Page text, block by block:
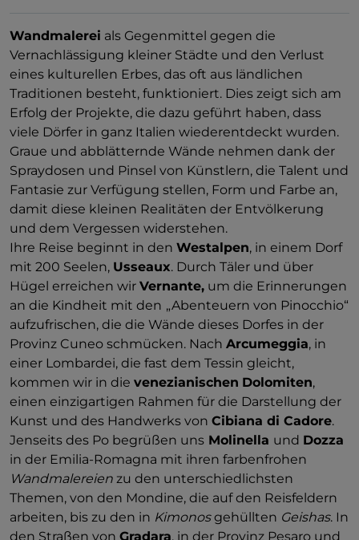
Wandmalerei als Gegenmittel gegen die
Vernachlässigung kleiner Städte und den Verlust
eines kulturellen Erbes, das oft aus ländlichen
Traditionen besteht, funktioniert. Dies zeigt sich am
Erfolg der Projekte, die dazu geführt haben, dass
viele Dörfer in ganz Italien wiederentdeckt wurden.
Graue und abblätternde Wände nehmen dank der
Spraydosen und Pinsel von Künstlern, die Talent und
Fantasie zur Verfügung stellen, Form und Farbe an,
damit diese kleinen Realitäten der Entvölkerung
und dem Vergessen widerstehen.
Ihre Reise beginnt in den Westalpen, in einem Dorf
mit 200 Seelen, Usseaux. Durch Täler und über
Hügel erreichen wir Vernante, um die Erinnerungen
an die Kindheit mit den „Abenteuern von Pinocchio“
aufzufrischen, die die Wände dieses Dorfes in der
Provinz Cuneo schmücken. Nach Arcumeggia, in
einer Lombardei, die fast dem Tessin gleicht,
kommen wir in die venezianischen Dolomiten,
einen einzigartigen Rahmen für die Darstellung der
Kunst und des Handwerks von Cibiana di Cadore.
Jenseits des Po begrüßen uns Molinella und Dozza
in der Emilia-Romagna mit ihren farbenfrohen
Wandmalereien zu den unterschiedlichsten
Themen, von den Mondine, die auf den Reisfeldern
arbeiten, bis zu den in Kimonosgehüllten Geishas. In
den Straßen von Gradara, in der Provinz Pesaro und